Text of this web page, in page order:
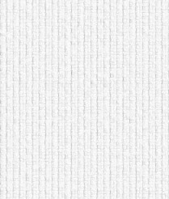
кровати, чтобы заполнить
пустующее там
место. Также стеллажи
очень часто используют в
качестве разграничителей
комнаты, например, на
рабочую зону и
пространство для отдыха.
Особенно это актуально
для однокомнатных
квартир.